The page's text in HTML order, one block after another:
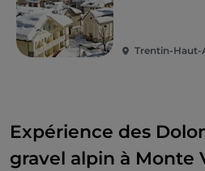
Trentin-Haut-
Expérience des
gravel alpin à Monte